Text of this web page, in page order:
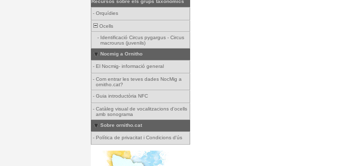
Recursos sobre els grups taxonòmics
- Orquídies
Ocells
- Identificació Circus pygargus - Circus
macrourus (juvenils)
Nocmig a Ornitho
- El Nocmig- informació general
- Com entrar les teves dades NocMig a
ornitho.cat?
- Guia introductòria NFC
- Catàleg visual de vocalitzacions d'ocells
amb sonograma
Sobre ornitho.cat
- Política de privacitat i Condicions d'ús